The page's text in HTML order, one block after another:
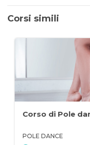
Corsi simili
Corso di Pole
POLE DANCE